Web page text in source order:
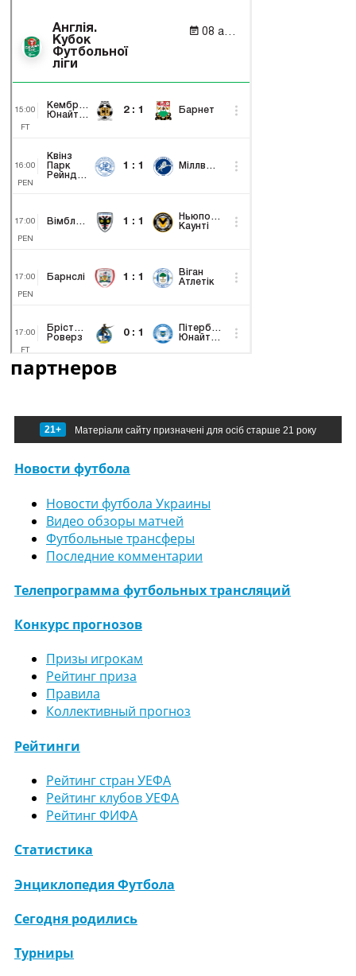
партнеров
21+ Матеріали сайту призначені для осіб старше 21 року
Новости футбола
Новости футбола Украины
Видео обзоры матчей
Футбольные трансферы
Последние комментарии
Телепрограмма футбольных трансляций
Конкурс прогнозов
Призы игрокам
Рейтинг приза
Правила
Коллективный прогноз
Рейтинги
Рейтинг стран УЕФА
Рейтинг клубов УЕФА
Рейтинг ФИФА
Статистика
Энциклопедия Футбола
Сегодня родились
Турниры